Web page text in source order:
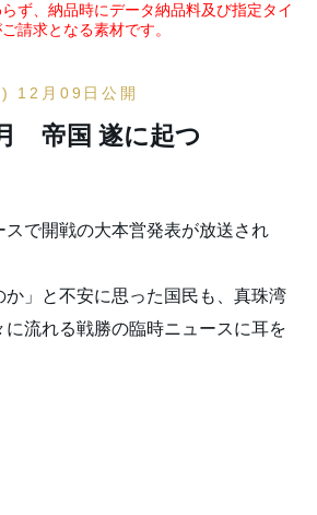
ず、納品時にデータ納品料及び指定タイ
請求となる素材です。
12月09日公開
帝国 遂に起つ
スで開戦の大本営発表が放送され
か」と不安に思った国民も、真珠湾
流れる戦勝の臨時ニュースに耳を